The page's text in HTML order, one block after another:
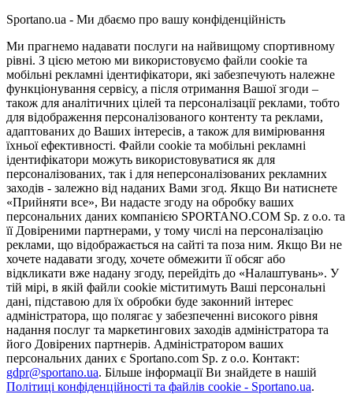
Sportano.ua - Ми дбаємо про вашу конфіденційність
Ми прагнемо надавати послуги на найвищому спортивному
рівні. З цією метою ми використовуємо файли cookie та
мобільні рекламні ідентифікатори, які забезпечують належне
функціонування сервісу, а після отримання Вашої згоди –
також для аналітичних цілей та персоналізації реклами, тобто
для відображення персоналізованого контенту та реклами,
адаптованих до Ваших інтересів, а також для вимірювання
їхньої ефективності. Файли cookie та мобільні рекламні
ідентифікатори можуть використовуватися як для
персоналізованих, так і для неперсоналізованих рекламних
заходів - залежно від наданих Вами згод. Якщо Ви натиснете
«Прийняти все», Ви надасте згоду на обробку ваших
персональних даних компанією SPORTANO.COM Sp. z o.o. та
її Довіреними партнерами, у тому числі на персоналізацію
реклами, що відображається на сайті та поза ним. Якщо Ви не
хочете надавати згоду, хочете обмежити її обсяг або
відкликати вже надану згоду, перейдіть до «Налаштувань». У
тій мірі, в якій файли cookie міститимуть Ваші персональні
дані, підставою для їх обробки буде законний інтерес
адміністратора, що полягає у забезпеченні високого рівня
надання послуг та маркетингових заходів адміністратора та
його Довірених партнерів. Адміністратором ваших
персональних даних є Sportano.com Sp. z o.o. Контакт:
gdpr@sportano.ua. Більше інформації Ви знайдете в нашій
Політиці конфіденційності та файлів cookie - Sportano.ua.